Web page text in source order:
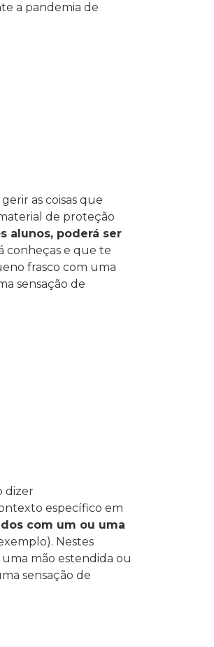
a pandemia de
as coisas que
de proteção
alunos, poderá ser
conheças e que te
frasco com uma
sensação de
dizer
específico em
com um ou uma
Nestes
mão estendida ou
sensação de